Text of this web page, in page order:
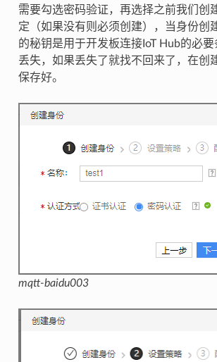
需要勾选密码验证，再选择之前我们创
定（如果没有则必须创建），当身份创
的秘钥是用于开发板连接IoT Hub的必
丢失，如果丢失了就找不回来了，在创
保存好。
mqtt-baidu003